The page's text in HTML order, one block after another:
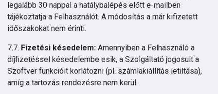
legalább 30 nappal a hatálybalépés előtt e-mailben
tájékoztatja a Felhasználót. A módosítás a már kifizetett
időszakokat nem érinti.
7.7. Fizetési késedelem: Amennyiben a Felhasználó a
díjfizetéssel késedelembe esik, a Szolgáltató jogosult a
Szoftver funkcióit korlátozni (pl. számlakiállítás letiltása),
amíg a tartozás rendezésre nem kerül.